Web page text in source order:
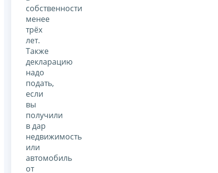
собственности
менее
трёх
лет.
Также
декларацию
надо
подать,
если
вы
получили
в дар
недвижимость
или
автомобиль
от